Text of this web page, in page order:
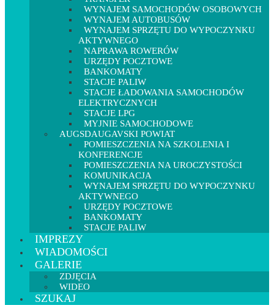
WYNAJEM SAMOCHODÓW OSOBOWYCH
WYNAJEM AUTOBUSÓW
WYNAJEM SPRZĘTU DO WYPOCZYNKU
AKTYWNEGO
NAPRAWA ROWERÓW
URZĘDY POCZTOWE
BANKOMATY
STACJE PALIW
STACJE ŁADOWANIA SAMOCHODÓW
ELEKTRYCZNYCH
STACJE LPG
MYJNIE SAMOCHODOWE
AUGSDAUGAVSKI POWIAT
POMIESZCZENIA NA SZKOLENIA I
KONFERENCJE
POMIESZCZENIA NA UROCZYSTOŚCI
KOMUNIKACJA
WYNAJEM SPRZĘTU DO WYPOCZYNKU
AKTYWNEGO
URZĘDY POCZTOWE
BANKOMATY
STACJE PALIW
IMPREZY
WIADOMOŚCI
GALERIE
ZDJĘCIA
WIDEO
SZUKAJ